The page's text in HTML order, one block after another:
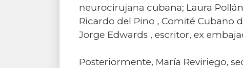
neurocirujana cubana; Laura
Ricardo del Pino , Comité Cubano
Jorge Edwards , escritor, ex
Posteriormente, María Reviriego,